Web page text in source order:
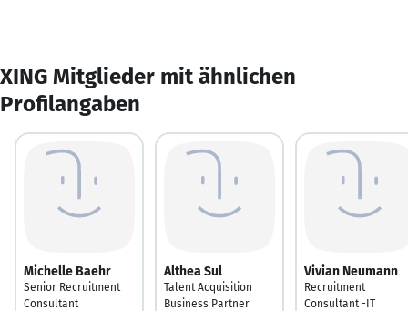
XING Mitglieder mit ähnlichen
Profilangaben
Michelle Baehr
Senior Recruitment
Consultant
Althea Sul
Talent Acquisition
Business Partner
Vivian Neumann
Recruitment
Consultant -IT